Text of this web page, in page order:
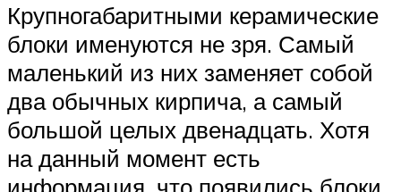
Крупногабаритными керамические
блоки именуются не зря. Самый
маленький из них заменяет собой
два обычных кирпича, а самый
большой целых двенадцать. Хотя
на данный момент есть